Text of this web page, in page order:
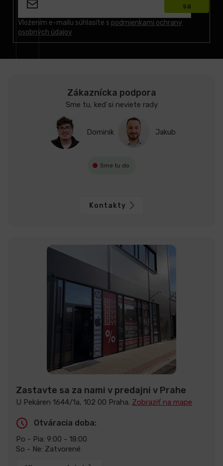
Vložením e-mailu súhlasíte s podmienkami ochrany
osobných údajov
sa
Zákaznícka podpora
Sme tu, keď si neviete rady
Dominik Jakub
Sme tu do
Kontakty
Zastavte sa za nami v predajni v Prahe
U Pekáren 1644/1a, 102 00 Praha. Zobraziť na mape
Otváracia doba:
Po - Pia: 9:00 - 18:00
So - Ne: Zatvorené